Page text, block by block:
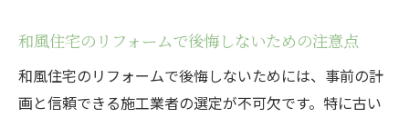
和風住宅のリフォームで後悔しないための注意点
和風住宅のリフォームで後悔しないためには、事前の計
画と信頼できる施工業者の選定が不可欠です。特に古い